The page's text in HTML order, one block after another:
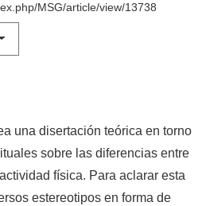
MSG/article/view/13738
una disertación teórica en torno
sobre las diferencias entre
física. Para aclarar esta
estereotipos en forma de